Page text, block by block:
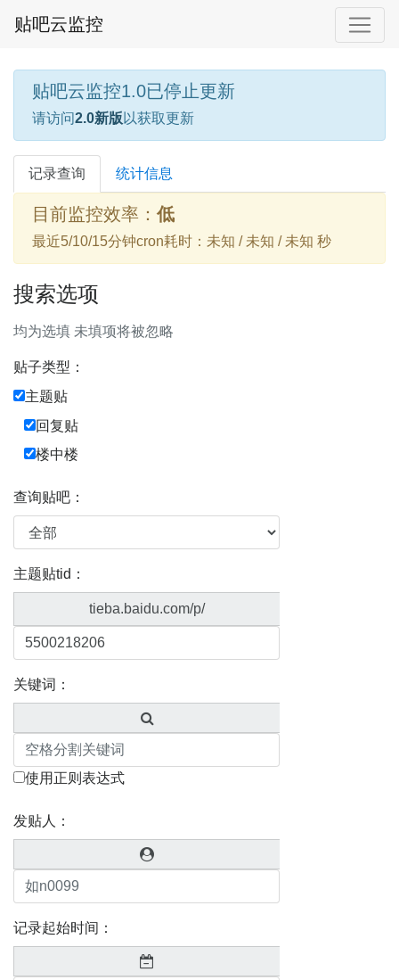
贴吧云监控
贴吧云监控1.0已停止更新
请访问2.0新版 以获取更新
记录查询 统计信息
目前监控效率： 低
最近5/10/15分钟cron耗时：未知 / 未知 / 未知 秒
搜索选项
均为选填 未填项将被忽略
贴子类型：
主题贴
回复贴
楼中楼
查询贴吧：
主题贴tid：
tieba.baidu.com/p/
关键词：
使用正则表达式
发贴人：
记录起始时间：